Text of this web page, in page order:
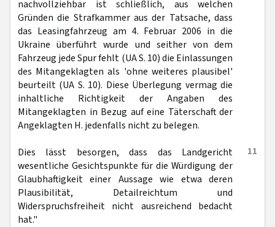
nachvollziehbar ist schließlich, aus welchen
Gründen die Strafkammer aus der Tatsache, dass
das Leasingfahrzeug am 4. Februar 2006 in die
Ukraine überführt wurde und seither von dem
Fahrzeug jede Spur fehlt (UA S. 10) die Einlassungen
des Mitangeklagten als 'ohne weiteres plausibel'
beurteilt (UA S. 10). Diese Überlegung vermag die
inhaltliche Richtigkeit der Angaben des
Mitangeklagten in Bezug auf eine Täterschaft der
Angeklagten H. jedenfalls nicht zu belegen.
11
Dies lässt besorgen, dass das Landgericht
wesentliche Gesichtspunkte für die Würdigung der
Glaubhaftigkeit einer Aussage wie etwa deren
Plausibilität, Detailreichtum und
Widerspruchsfreiheit nicht ausreichend bedacht
hat."